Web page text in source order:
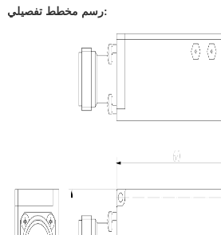
رسم مخطط تفصيلي: